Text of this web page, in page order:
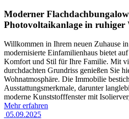
Moderner
Photovoltaikanlage in ruhiger
Willkommen in Ihrem neuen Zuhause
modernisierte Einfamilienhaus bietet
Komfort und Stil für Ihre Familie. Mit
durchdachten Grundriss genießen Sie
Wohnatmosphäre. Die Immobilie
Ausstattungsmerkmale, darunter
moderne Kunststofffenster mit
Mehr erfahren
05.09.2025